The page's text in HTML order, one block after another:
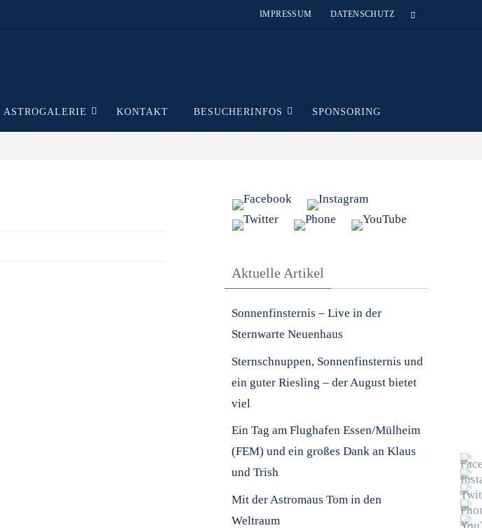
IMPRESSUM DATENSCHUTZ
ASTROGALERIE KONTAKT BESUCHERINFOS SPONSORING
Aktuelle Artikel
Sonnenfinsternis – Live in der
Sternwarte Neuenhaus
Sternschnuppen, Sonnenfinsternis und
ein guter Riesling – der August bietet
viel
Ein Tag am Flughafen Essen/Mülheim
(FEM) und ein großes Dank an Klaus
und Trish
Mit der Astromaus Tom in den
Weltraum